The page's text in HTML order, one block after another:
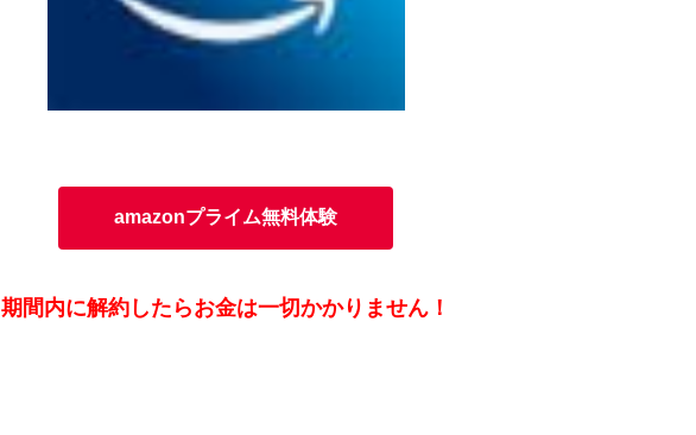
amazonプライム無料体験
期間内に解約したらお金は一切かかりません！